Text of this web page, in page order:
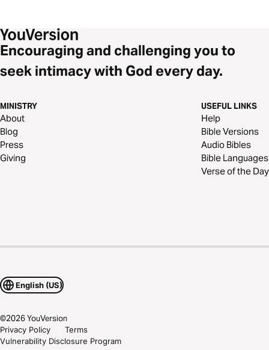
Encouraging and challenging you to
seek intimacy with God every day.
MINISTRY
About
Blog
Press
Giving
USEFUL LINKS
Help
Bible Versions
Audio Bibles
Bible Languages
Verse of the Day
English (US)
©2026YouVersion
Privacy Policy
Terms
Vulnerability Disclosure Program